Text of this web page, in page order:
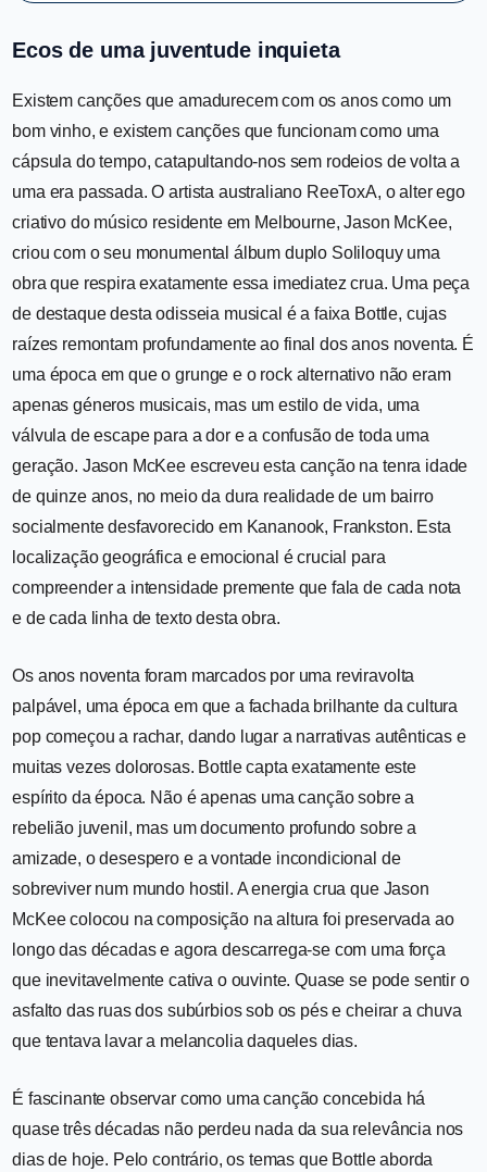
Ecos de uma juventude inquieta
Existem canções que amadurecem com os anos como um
bom vinho, e existem canções que funcionam como uma
cápsula do tempo, catapultando-nos sem rodeios de volta a
uma era passada. O artista australiano ReeToxA, o alter ego
criativo do músico residente em Melbourne, Jason McKee,
criou com o seu monumental álbum duplo Soliloquy uma
obra que respira exatamente essa imediatez crua. Uma peça
de destaque desta odisseia musical é a faixa Bottle, cujas
raízes remontam profundamente ao final dos anos noventa. É
uma época em que o grunge e o rock alternativo não eram
apenas géneros musicais, mas um estilo de vida, uma
válvula de escape para a dor e a confusão de toda uma
geração. Jason McKee escreveu esta canção na tenra idade
de quinze anos, no meio da dura realidade de um bairro
socialmente desfavorecido em Kananook, Frankston. Esta
localização geográfica e emocional é crucial para
compreender a intensidade premente que fala de cada nota
e de cada linha de texto desta obra.
Os anos noventa foram marcados por uma reviravolta
palpável, uma época em que a fachada brilhante da cultura
pop começou a rachar, dando lugar a narrativas autênticas e
muitas vezes dolorosas. Bottle capta exatamente este
espírito da época. Não é apenas uma canção sobre a
rebelião juvenil, mas um documento profundo sobre a
amizade, o desespero e a vontade incondicional de
sobreviver num mundo hostil. A energia crua que Jason
McKee colocou na composição na altura foi preservada ao
longo das décadas e agora descarrega-se com uma força
que inevitavelmente cativa o ouvinte. Quase se pode sentir o
asfalto das ruas dos subúrbios sob os pés e cheirar a chuva
que tentava lavar a melancolia daqueles dias.
É fascinante observar como uma canção concebida há
quase três décadas não perdeu nada da sua relevância nos
dias de hoje. Pelo contrário, os temas que Bottle aborda